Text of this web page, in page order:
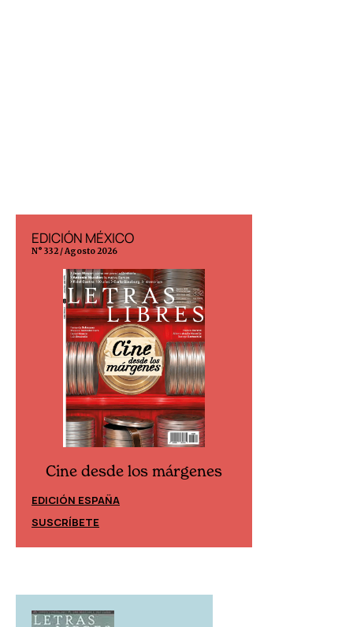
EDICIÓN MÉXICO
N° 332 / Agosto 2026
Cine desde los márgenes
EDICIÓN ESPAÑA
SUSCRÍBETE